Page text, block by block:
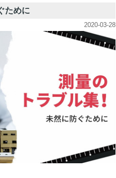
ために
2020-03-28